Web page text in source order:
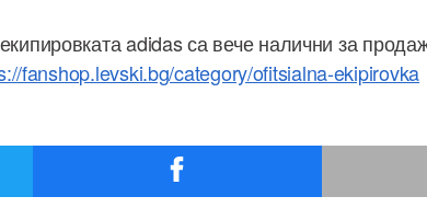
adidas са вече налични за
fanshop.levski.bg/category/ofitsialna-ekipirovka